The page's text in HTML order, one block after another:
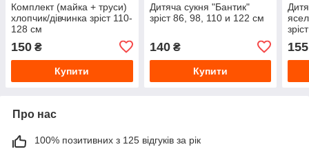
Комплект (майка + труси)
хлопчик/дівчинка зріст 110-
128 см
150 ₴
Купити
Дитяча сукня "Бантик"
зріст 86, 98, 110 и 122 см
140₴
Купити
155
Про нас
100% позитивних з 125 відгуків за рік